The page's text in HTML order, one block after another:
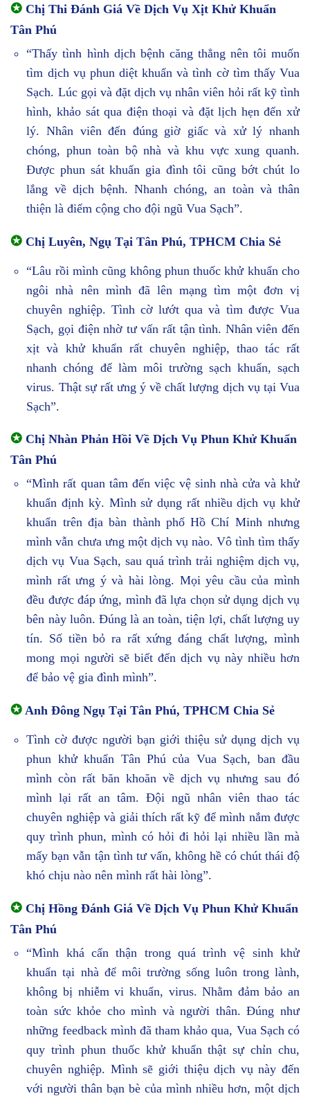
✪ Chị Thi Đánh Giá Về Dịch Vụ Xịt Khử Khuẩn
Tân Phú
“Thấy tình hình dịch bệnh căng thẳng nên tôi muốn
tìm dịch vụ phun diệt khuẩn và tình cờ tìm thấy Vua
Sạch. Lúc gọi và đặt dịch vụ nhân viên hỏi rất kỹ tình
hình, khảo sát qua điện thoại và đặt lịch hẹn đến xử
lý. Nhân viên đến đúng giờ giấc và xử lý nhanh
chóng, phun toàn bộ nhà và khu vực xung quanh.
Được phun sát khuẩn gia đình tôi cũng bớt chút lo
lắng về dịch bệnh. Nhanh chóng, an toàn và thân
thiện là điểm cộng cho đội ngũ Vua Sạch”.
✪ Chị Luyên, Ngụ Tại Tân Phú, TPHCM Chia Sẻ
“Lâu rồi mình cũng không phun thuốc khử khuẩn cho
ngôi nhà nên mình đã lên mạng tìm một đơn vị
chuyên nghiệp. Tình cờ lướt qua và tìm được Vua
Sạch, gọi điện nhờ tư vấn rất tận tình. Nhân viên đến
xịt và khử khuẩn rất chuyên nghiệp, thao tác rất
nhanh chóng để làm môi trường sạch khuẩn, sạch
virus. Thật sự rất ưng ý về chất lượng dịch vụ tại Vua
Sạch”.
✪ Chị Nhàn Phản Hồi Về Dịch Vụ Phun Khử Khuẩn
Tân Phú
“Mình rất quan tâm đến việc vệ sinh nhà cửa và khử
khuẩn định kỳ. Mình sử dụng rất nhiều dịch vụ khử
khuẩn trên địa bàn thành phố Hồ Chí Minh nhưng
mình vẫn chưa ưng một dịch vụ nào. Vô tình tìm thấy
dịch vụ Vua Sạch, sau quá trình trải nghiệm dịch vụ,
mình rất ưng ý và hài lòng. Mọi yêu cầu của mình
đều được đáp ứng, mình đã lựa chọn sử dụng dịch vụ
bên này luôn. Đúng là an toàn, tiện lợi, chất lượng uy
tín. Số tiền bỏ ra rất xứng đáng chất lượng, mình
mong mọi người sẽ biết đến dịch vụ này nhiều hơn
để bảo vệ gia đình mình”.
✪ Anh Đông Ngụ Tại Tân Phú, TPHCM Chia Sẻ
Tình cờ được người bạn giới thiệu sử dụng dịch vụ
phun khử khuẩn Tân Phú của Vua Sạch, ban đầu
mình còn rất băn khoăn về dịch vụ nhưng sau đó
mình lại rất an tâm. Đội ngũ nhân viên thao tác
chuyên nghiệp và giải thích rất kỹ để mình nắm được
quy trình phun, mình có hỏi đi hỏi lại nhiều lần mà
mấy bạn vẫn tận tình tư vấn, không hề có chút thái độ
khó chịu nào nên mình rất hài lòng”.
✪ Chị Hồng Đánh Giá Về Dịch Vụ Phun Khử Khuẩn
Tân Phú
“Mình khá cẩn thận trong quá trình vệ sinh khử
khuẩn tại nhà để môi trường sống luôn trong lành,
không bị nhiễm vi khuẩn, virus. Nhằm đảm bảo an
toàn sức khỏe cho mình và người thân. Đúng như
những feedback mình đã tham khảo qua, Vua Sạch có
quy trình phun thuốc khử khuẩn thật sự chỉn chu,
chuyên nghiệp. Mình sẽ giới thiệu dịch vụ này đến
với người thân bạn bè của mình nhiều hơn, một dịch